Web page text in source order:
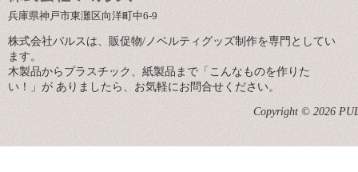
兵庫県神戸市東灘区向洋町中6-9
株式会社パルスは、販促物/ノベルティグッズ制作を専門としてい
ます。
木製品からプラスチック、紙製品まで「こんなものを作りた
い！」が ありましたら、お気軽にお問合せください。
Copyright © 2026